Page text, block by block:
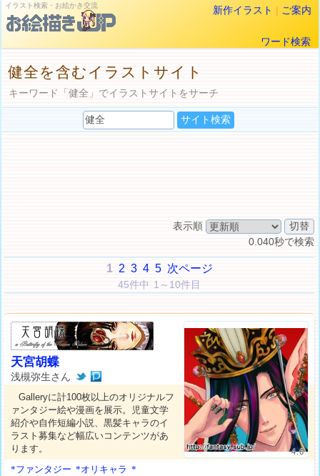
イラスト検索・お絵かき交流 新作イラスト | ご案内
ワード検索
健全を含むイラストサイト
キーワード「健全」でイラストサイトをサーチ
表示順
0.040秒で検索
1 2 3 4 5 次ページ
45件中 1～10件目
4.6
天宮胡蝶
浅槻弥生さん
Galleryに計100枚以上のオリジナルフ
ァンタジー絵や漫画を展示。児童文学
紹介や自作短編小説、黒髪キャラのイ
ラスト募集など幅広いコンテンツがあ
ります。
*ファンタジー *オリキャラ *